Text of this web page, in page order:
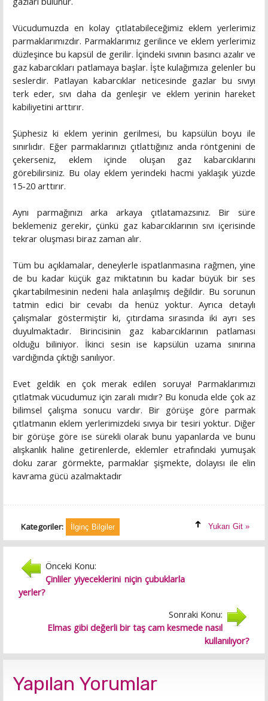
Vücudumuzda en kolay çıtlatabileceğimiz eklem yerlerimiz
parmaklarımızdır. Parmaklarımız gerilince ve eklem yerlerimiz
düzleşince bu kapsül de gerilir. İçindeki sıvının basıncı azalır ve
gaz kabarcıkları patlamaya başlar. İşte kulağımıza gelenler bu
seslerdir. Patlayan kabarcıklar neticesinde gazlar bu sıvıyı
terk eder, sıvı daha da genleşir ve eklem yerinin hareket
kabiliyetini arttırır.
Şüphesiz ki eklem yerinin gerilmesi, bu kapsülün boyu ile
sınırlıdır. Eğer parmaklarınızı çıtlattığınız anda röntgenini de
çekerseniz, eklem içinde oluşan gaz kabarcıklarını
görebilirsiniz. Bu olay eklem yerindeki hacmi yaklaşık yüzde
15-20 arttırır.
Aynı parmağınızı arka arkaya çıtlatamazsınız. Bir süre
beklemeniz gerekir, çünkü gaz kabarcıklarının sıvı içerisinde
tekrar oluşması biraz zaman alır.
Tüm bu açıklamalar, deneylerle ispatlanmasına rağmen, yine
de bu kadar küçük gaz miktatının bu kadar büyük bir ses
çıkartabilmesinin nedeni hala anlaşılmış değildir. Bu sorunun
tatmin edici bir cevabı da henüz yoktur. Ayrıca detaylı
çalışmalar göstermiştir ki, çıtırdama sırasında iki ayrı ses
duyulmaktadır. Birincisinin gaz kabarcıklarının patlaması
olduğu biliniyor. İkinci sesin ise kapsülün uzama sınırına
vardığında çıktığı sanılıyor.
Evet geldik en çok merak edilen soruya! Parmaklarımızı
çıtlatmak vücudumuz için zaralı mıdır? Bu konuda elde çok az
bilimsel çalışma sonucu vardır. Bir görüşe göre parmak
çıtlatmanın eklem yerlerimizdeki sıvıya bir tesiri yoktur. Diğer
bir görüşe göre ise sürekli olarak bunu yapanlarda ve bunu
alışkanlık haline getirenlerde, eklemler etrafındaki yumuşak
doku zarar görmekte, parmaklar şişmekte, dolayısı ile elin
kavrama gücü azalmaktadır
Kategoriler: İlginç Bilgiler Yukarı Git »
Önceki Konu:
Çinliler yiyeceklerini niçin çubuklarla
yerler?
Sonraki Konu:
Elmas gibi değerli bir taş cam kesmede nasıl
kullanılıyor?
Yapılan Yorumlar